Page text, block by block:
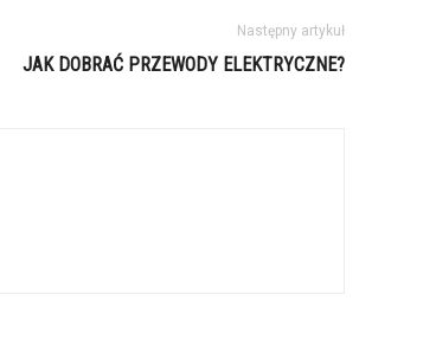
Następny artykuł
JAK DOBRAĆ PRZEWODY ELEKTRYCZNE?